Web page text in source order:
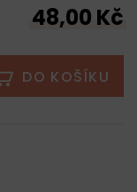
48,00 Kč
DO KOŠÍKU